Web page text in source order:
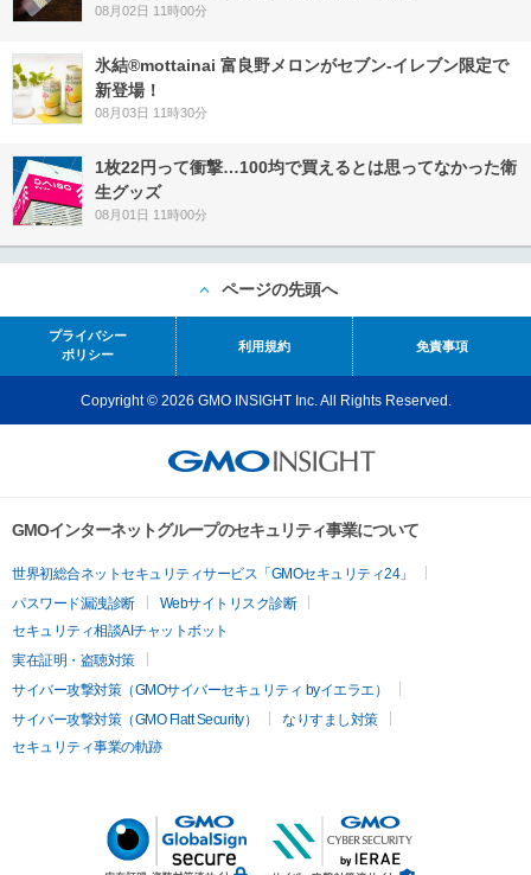
08月02日 11時00分
氷結®mottainai 富良野メロンがセブン‐イレブン限定で
新登場！
08月03日 11時30分
1枚22円って衝撃…100均で買えるとは思ってなかった衛
生グッズ
08月01日 11時00分
ページの先頭へ
プライバシー
ポリシー
利用規約 免責事項
Copyright © 2026 GMO INSIGHT Inc. All Rights Reserved.
GMOインターネットグループのセキュリティ事業について
世界初総合ネットセキュリティサービス「GMOセキュリティ24」
パスワード漏洩診断
Webサイトリスク診断
セキュリティ相談AIチャットボット
実在証明・盗聴対策
サイバー攻撃対策（GMOサイバーセキュリティ byイエラエ）
サイバー攻撃対策（GMO Flatt Security）
なりすまし対策
セキュリティ事業の軌跡